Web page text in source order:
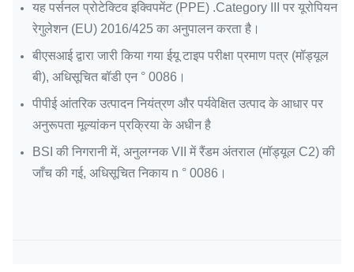
यह पर्सनल प्रोटेक्टिव इक्विपमेंट (PPE) .Category III पर यूरोपियन
रेगुलेशन (EU) 2016/425 का अनुपालन करता है।
बीएसआई द्वारा जारी किया गया ईयू टाइप परीक्षा प्रमाण पत्र (मॉड्यूल
बी), अधिसूचित बॉडी एन ° 0086।
पीपीई आंतरिक उत्पादन नियंत्रण और पर्यवेक्षित उत्पाद के आधार पर
अनुरूपता मूल्यांकन प्रक्रिया के अधीन है
BSI की निगरानी में, अनुलग्नक VII में रैंडम अंतराल (मॉड्यूल C2) की
जाँच की गई, अधिसूचित निकाय n ° 0086।